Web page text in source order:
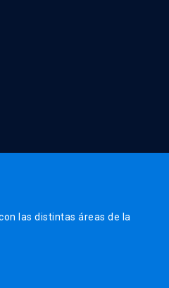
las distintas áreas de la